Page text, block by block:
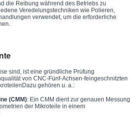
die Reibung während des Betriebs zu
Veredelungstechniken wie Polieren,
verwendet, um die erforderliche
sind, ist eine gründliche Prüfung
von CNC-Fünf-Achsen-feingeschnitzten
gehören u. a.:
(CMM): Ein CMM dient zur genauen Messung
der Mikroteile in einem